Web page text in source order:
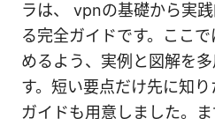
ラは、 vpnの基礎から実
る完全ガイドです。ここ
めるよう、実例と図解を
す。短い要点だけ先に知
ガイドも用意しました。ま